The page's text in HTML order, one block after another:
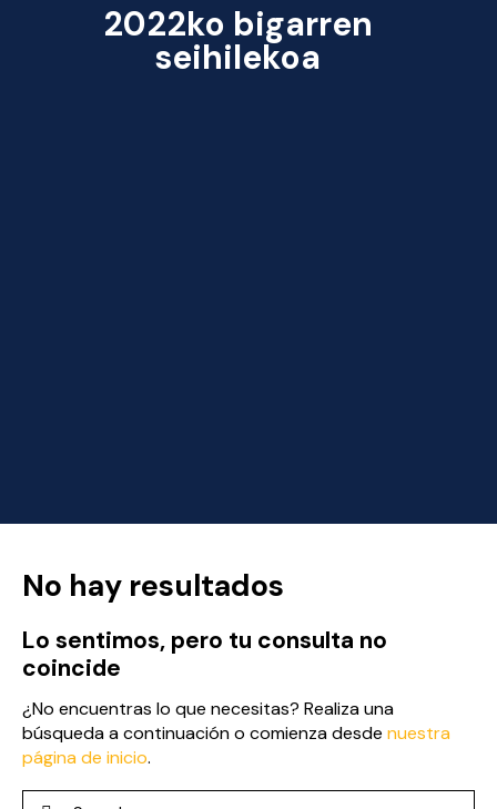
2022ko bigarren
seihilekoa
No hay resultados
Lo sentimos, pero tu consulta no
coincide
¿No encuentras lo que necesitas? Realiza una
búsqueda a continuación o comienza desde nuestra
página de inicio.